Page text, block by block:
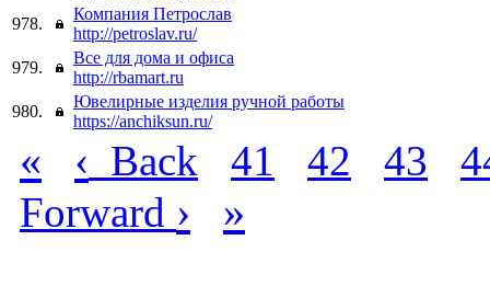
978.
Компания Петрослав
http://petroslav.ru/
979.
Все для дома и офиса
http://rbamart.ru
980.
Ювелирные изделия ручной работы
https://anchiksun.ru/
« ‹ Back 41 42 43
Forward › »